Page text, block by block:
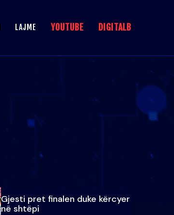
LAJME YOUTUBE DIGITALB
Gjesti pret finalen duke kërcyer
në shtëpi